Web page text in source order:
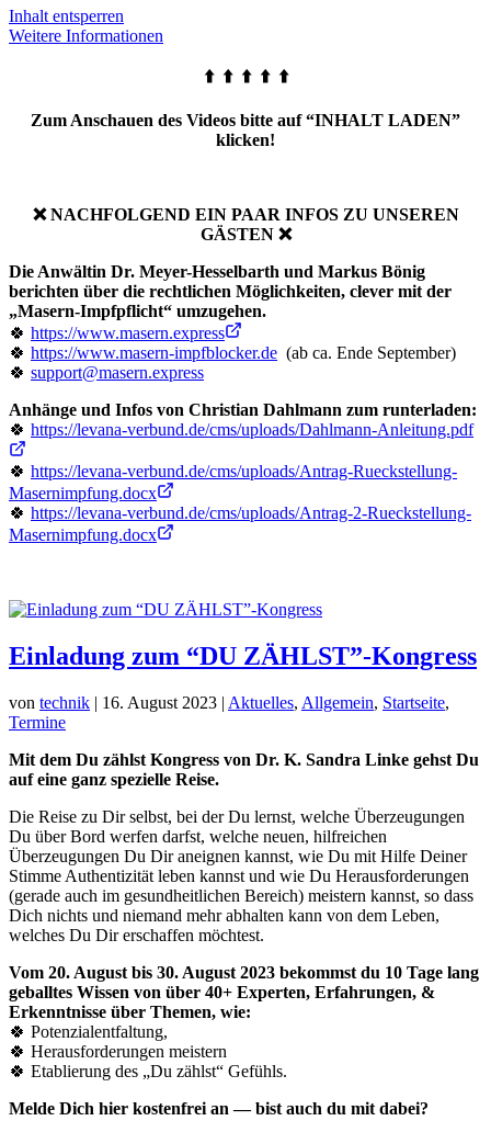
Inhalt entsperren
Weitere Informationen
⬆️ ⬆️ ⬆️ ⬆️ ⬆️
Zum Anschauen des Videos bitte auf “INHALT LADEN”
klicken!
❌ NACHFOLGEND EIN PAAR INFOS ZU UNSEREN
GÄSTEN ❌
Die Anwältin Dr. Meyer-Hesselbarth und Markus Bönig
berichten über die rechtlichen Möglichkeiten, clever mit der
„Masern-Impfpflicht“ umzugehen.
🍀 https://www.masern.express
🍀 https://www.masern-impfblocker.de (ab ca. Ende September)
🍀 support@masern.express
Anhänge und Infos von Christian Dahlmann zum runterladen:
🍀 https://levana-verbund.de/cms/uploads/Dahlmann-Anleitung.pdf
🍀 https://levana-verbund.de/cms/uploads/Antrag-Rueckstellung-
Masernimpfung.docx
🍀 https://levana-verbund.de/cms/uploads/Antrag-2-Rueckstellung-
Masernimpfung.docx
Einladung zum “DU ZÄHLST”-Kongress
von technik | 16. August 2023 | Aktuelles, Allgemein, Startseite,
Termine
Mit dem Du zählst Kongress von Dr. K. Sandra Linke gehst Du
auf eine ganz spezielle Reise.
Die Reise zu Dir selbst, bei der Du lernst, welche Überzeugungen
Du über Bord werfen darfst, welche neuen, hilfreichen
Überzeugungen Du Dir aneignen kannst, wie Du mit Hilfe Deiner
Stimme Authentizität leben kannst und wie Du Herausforderungen
(gerade auch im gesundheitlichen Bereich) meistern kannst, so dass
Dich nichts und niemand mehr abhalten kann von dem Leben,
welches Du Dir erschaffen möchtest.
Vom 20. August bis 30. August 2023 bekommst du 10 Tage lang
geballtes Wissen von über 40+ Experten, Erfahrungen, &
Erkenntnisse über Themen, wie:
🍀 Potenzialentfaltung,
🍀 Herausforderungen meistern
🍀 Etablierung des „Du zählst“ Gefühls.
Melde Dich hier kostenfrei an — bist auch du mit dabei?